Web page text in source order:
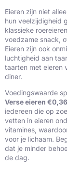
Eieren zijn niet
hun veelzijdigheid
klassieke
voedzame snack,
Eieren zijn ook
luchtigheid aan
taarten met eieren
diner.
Voedingswaarde
Verse eieren
iedereen die op
vetten in eieren
vitamines,
voor je lichaam.
dat je minder
de dag.